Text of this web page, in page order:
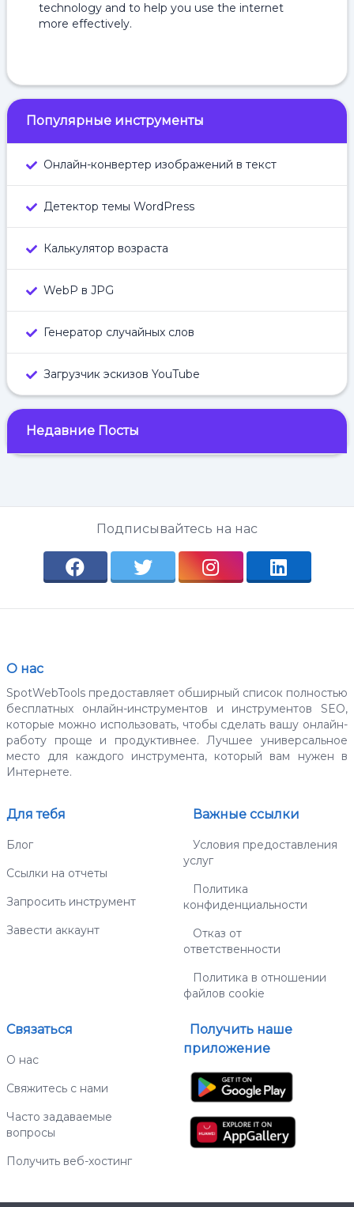
technology and to help you use the internet
more effectively.
Популярные инструменты
Онлайн-конвертер изображений в текст
Детектор темы WordPress
Калькулятор возраста
WebP в JPG
Генератор случайных слов
Загрузчик эскизов YouTube
Недавние Посты
Подписывайтесь на нас
О нас
SpotWebTools предоставляет обширный список полностью
бесплатных онлайн-инструментов и инструментов SEO,
которые можно использовать, чтобы сделать вашу онлайн-
работу проще и продуктивнее. Лучшее универсальное
место для каждого инструмента, который вам нужен в
Интернете.
Для тебя
Блог
Ссылки на отчеты
Запросить инструмент
Завести аккаунт
Важные ссылки
Условия предоставления
услуг
Политика
конфиденциальности
Отказ от
ответственности
Политика в отношении
файлов cookie
Связаться
О нас
Свяжитесь с нами
Часто задаваемые
вопросы
Получить веб-хостинг
Получить наше
приложение